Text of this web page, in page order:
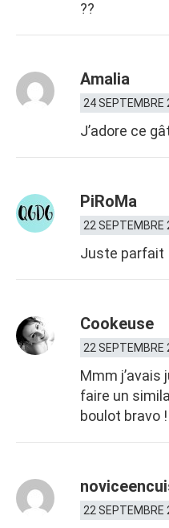
??
Amalia
24 SEPTEMBRE
J’adore ce
PiRoMa
22 SEPTEMBRE
Juste parfait
Cookeuse
22 SEPTEMBRE
Mmm j’avais
faire un
boulot bravo !
22 SEPTEMBRE